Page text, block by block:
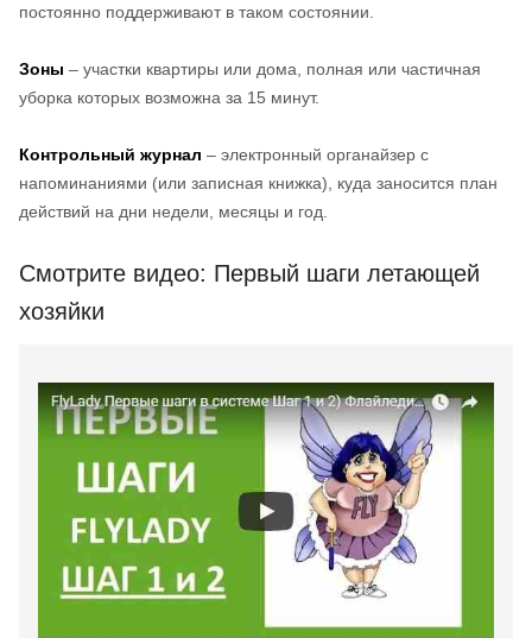
постоянно поддерживают в таком состоянии.
Зоны – участки квартиры или дома, полная или частичная
уборка которых возможна за 15 минут.
Контрольный журнал – электронный органайзер с
напоминаниями (или записная книжка), куда заносится план
действий на дни недели, месяцы и год.
Смотрите видео: Первый шаги летающей
хозяйки